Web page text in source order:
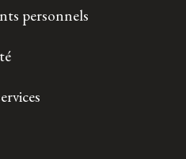
personnels